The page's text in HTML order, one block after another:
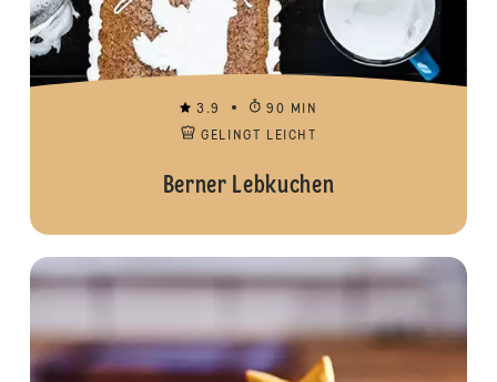
3.9
90 MIN
GELINGT LEICHT
Berner Lebkuchen